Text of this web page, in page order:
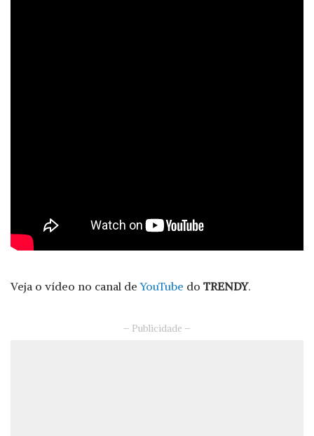
Veja o vídeo no canal deYouTube do TRENDY.
– Publicidade –